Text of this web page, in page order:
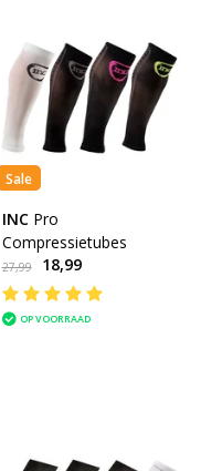
Sale
INC Pro
Compressietubes
27,99 18,99
OP VOORRAAD